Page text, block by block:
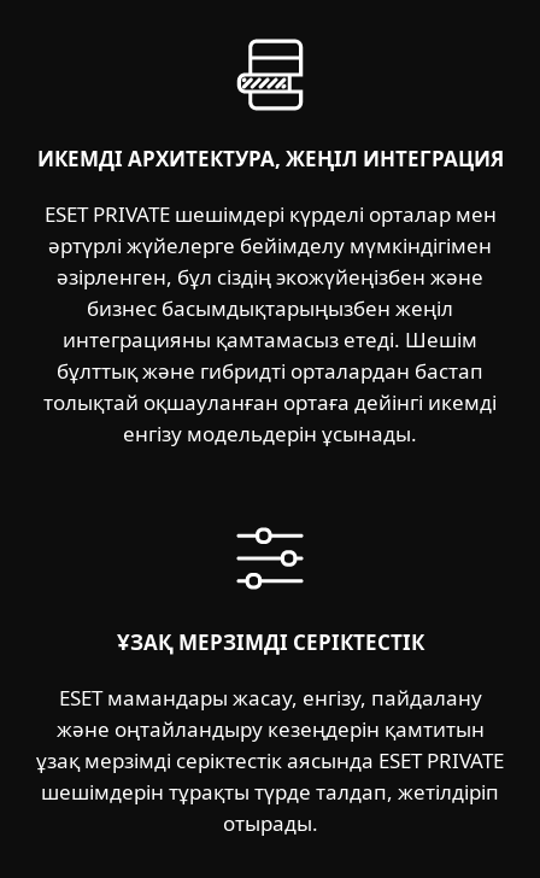
ИКЕМДІ АРХИТЕКТУРА, ЖЕҢІЛ ИНТЕГРАЦИЯ
ESET PRIVATE шешімдері күрделі орталар мен
әртүрлі жүйелерге бейімделу мүмкіндігімен
әзірленген, бұл сіздің экожүйеңізбен және
бизнес басымдықтарыңызбен жеңіл
интеграцияны қамтамасыз етеді. Шешім
бұлттық және гибридті орталардан бастап
толықтай оқшауланған ортаға дейінгі икемді
енгізу модельдерін ұсынады.
ҰЗАҚ МЕРЗІМДІ СЕРІКТЕСТІК
ESET мамандары жасау, енгізу, пайдалану
және оңтайландыру кезеңдерін қамтитын
ұзақ мерзімді серіктестік аясында ESET PRIVATE
шешімдерін тұрақты түрде талдап, жетілдіріп
отырады.